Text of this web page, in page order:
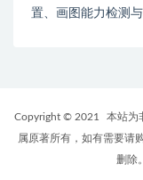
置、画图能力检测
Copyright © 2021
本站为
属原著所有，如有需要请
删除。